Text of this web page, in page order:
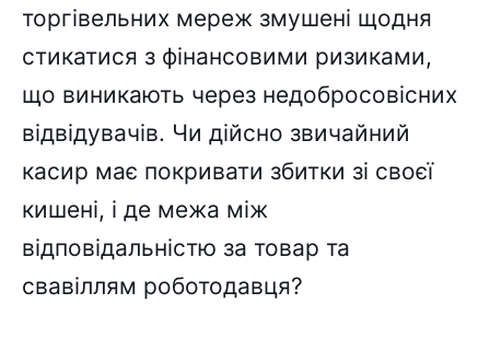
торгівельних мереж змушені щодня
стикатися з фінансовими ризиками,
що виникають через недобросовісних
відвідувачів. Чи дійсно звичайний
касир має покривати збитки зі своєї
кишені, і де межа між
відповідальністю за товар та
свавіллям роботодавця?